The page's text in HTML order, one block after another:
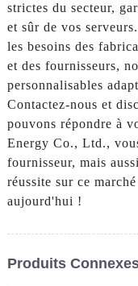
strictes du secteur,
et sûr de vos
les besoins des
et des fournisseurs,
personnalisables
Contactez-nous et
pouvons répondre à
Energy Co., Ltd.,
fournisseur, mais
réussite sur ce
aujourd'hui !
Produits